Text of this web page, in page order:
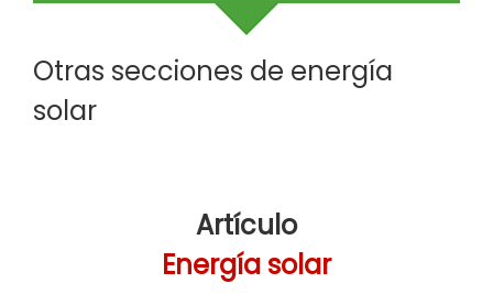
Otras secciones de energía
solar
Artículo
Energía solar